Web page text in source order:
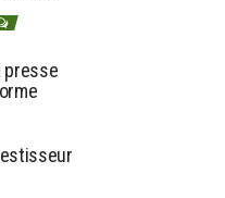
presse